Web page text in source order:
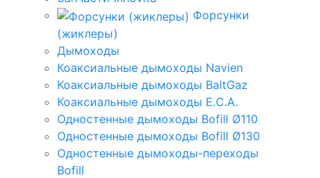
Форсунки
(жиклеры)
Дымоходы
Коаксиальные дымоходы Navien
Коаксиальные дымоходы BaltGaz
Коаксиальные дымоходы E.C.A.
Одностенные дымоходы Bofill Ø110
Одностенные дымоходы Bofill Ø130
Одностенные дымоходы-переходы
Bofill